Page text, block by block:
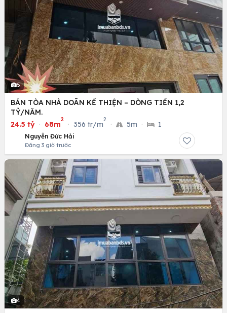
5
BÁN TÒA NHÀ DOÃN KẾ THIỆN – DÒNG TIỀN 1,2
TỶ/NĂM.
24.5 tỷ · 68m
2
· 356 tr/m
2
· 5m · 1
Nguyễn Đức Hải
Đăng 3 giờ trước
4